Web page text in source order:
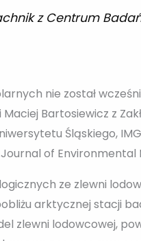
z Centrum
nie został
Bartosiewicz z
Śląskiego,
of Environmental
ze zlewni
arktycznej stacji
zlewni lodowcowej,